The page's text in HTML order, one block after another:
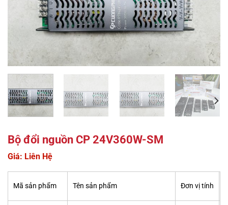
Bộ đổi nguồn CP 24V360W-SM
Giá: Liên Hệ
Mã sản phẩm Tên sản phẩm Đơn vị tính